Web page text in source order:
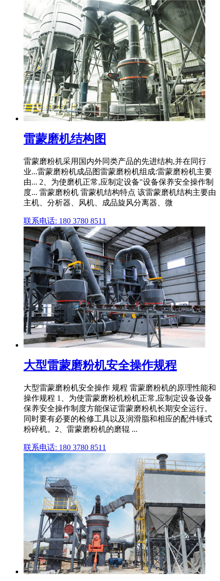
雷蒙磨机结构图
雷蒙磨粉机采用国内外同类产品的先进结构,并在同行
业...雷蒙磨粉机成品图雷蒙磨粉机组成:雷蒙磨粉机主要
由... 2、为使磨机正常,应制定设备"设备保养安全操作制
度... 雷蒙磨粉机 雷蒙机结构特点 该雷蒙磨机结构主要由
主机、分析器、风机、成品旋风分离器、微
联系电话: 180 3780 8511
大型雷蒙磨粉机安全操作规程
大型雷蒙磨粉机安全操作 规程 雷蒙磨粉机的原理性能和
操作规程 1、为使雷蒙磨粉机粉机正常,应制定设备设备
保养安全操作制度方能保证雷蒙磨粉机长期安全运行。
同时要有必要的检修工具以及润滑脂和相应的配件锤式
粉碎机。2、雷蒙磨粉机的磨辊 ...
联系电话: 180 3780 8511